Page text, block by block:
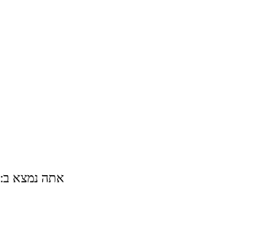
אתה נמצא ב: